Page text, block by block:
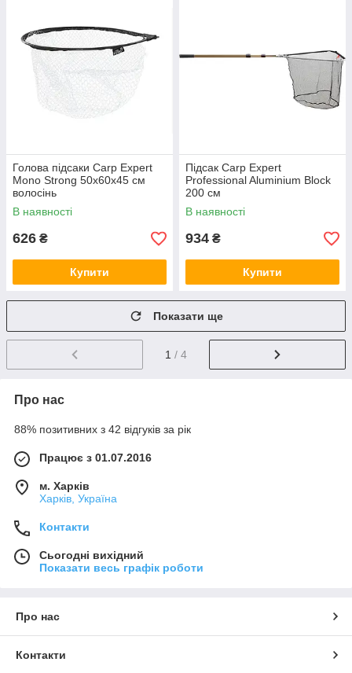
Голова підсаки Carp Expert
Mono Strong 50х60х45 см
волосінь
В наявності
626 ₴
Купити
Підсак Carp Expert
Professional Aluminium Block
200 см
В наявності
934 ₴
Купити
Показати ще
1 / 4
Про нас
88% позитивних з 42 відгуків за рік
Працює з 01.07.2016
м. Харків
Харків, Україна
Контакти
Сьогодні вихідний
Показати весь графік роботи
Про нас
Контакти